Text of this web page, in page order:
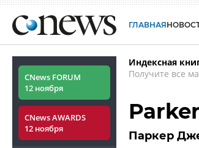
ГЛАВНАЯ
CNews FORUM
12 ноября
CNews AWARDS
12 ноября
Индексная
Получите все
Паркер